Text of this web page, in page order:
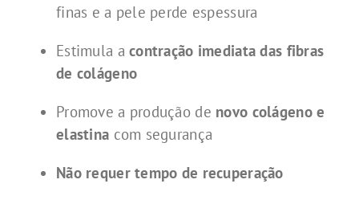
finas e a pele perde espessura
Estimula acontração imediata das fibras
de colágeno
Promove a produção de novo colágeno e
elastina com segurança
Não requer tempo de recuperação